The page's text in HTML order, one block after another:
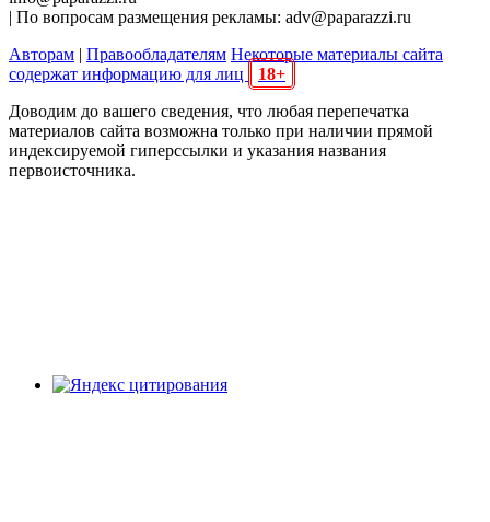
| По вопросам размещения рекламы: adv@paparazzi.ru
Авторам | Правообладателям Некоторые материалы сайта
содержат информацию для лиц
18+
Доводим до вашего сведения, что любая перепечатка
материалов сайта возможна только при наличии прямой
индексируемой гиперссылки и указания названия
первоисточника.